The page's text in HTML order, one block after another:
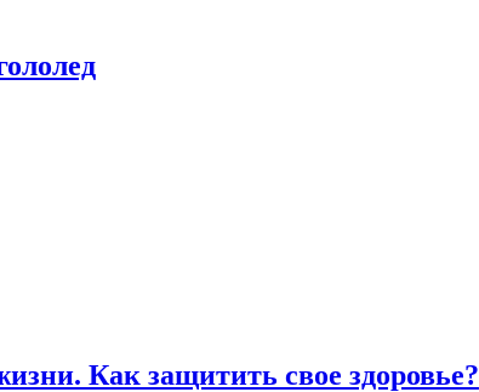
Как защитить свое здоровье?